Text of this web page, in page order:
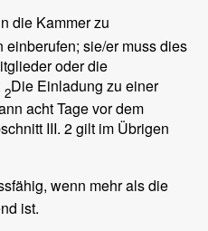
die Kammer zu
sie/er muss dies
oder die
2Die Einladung zu einer
acht Tage vor dem
III. 2 gilt im Übrigen
wenn mehr als die
ist.